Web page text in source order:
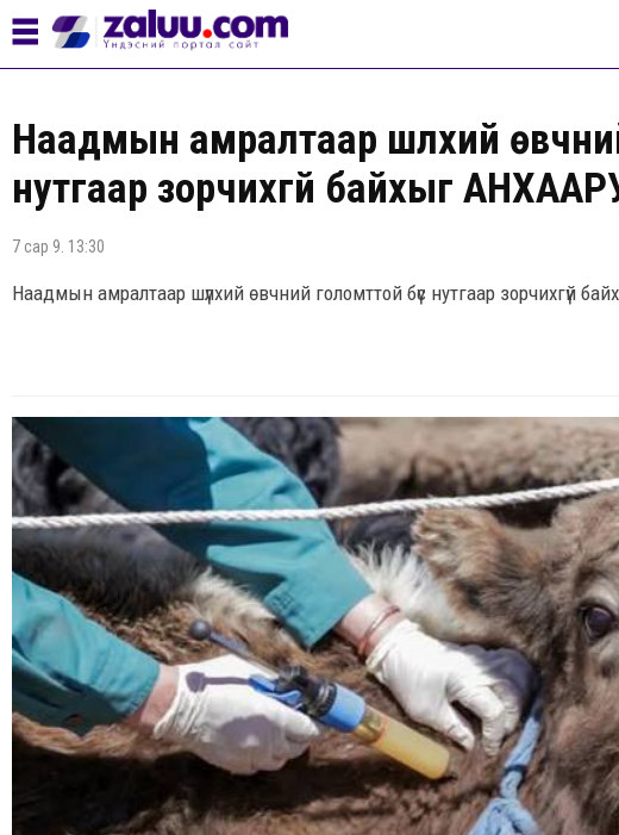
Наадмын амралтаар шүлхий
нутгаар зорчихгүй байхыг
7 сар 9. 13:30
Наадмын амралтаар шүлхий өвчний голомттой бүс нутгаар зорчихгүй